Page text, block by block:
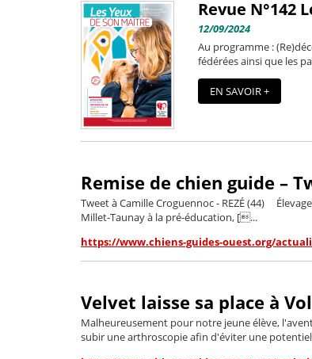
Revue N°142
12/09/2024
Au programme :
fédérées ainsi que les
EN SAVOIR +
Remise de chien guide –
Tweet à Camille Croguennoc - REZÉ (44)
Millet-Taunay à la pré-éducation, [...
https://www.chiens-guides-ouest.org/
Velvet laisse sa place à
Malheureusement pour notre jeune élève,
subir une arthroscopie afin d'éviter une